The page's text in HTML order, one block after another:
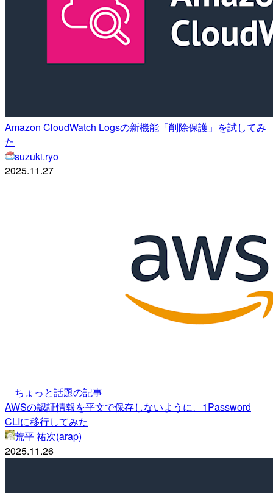
Amazon CloudWatch Logsの新機能「削除保護」を試してみ
た
suzuki.ryo
2025.11.27
ちょっと話題の記事
AWSの認証情報を平文で保存しないように、1Password
CLIに移行してみた
荒平 祐次(arap)
2025.11.26